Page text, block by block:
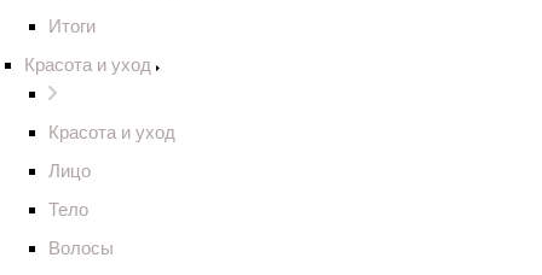
Итоги
Красота и уход
Красота и уход
Лицо
Тело
Волосы